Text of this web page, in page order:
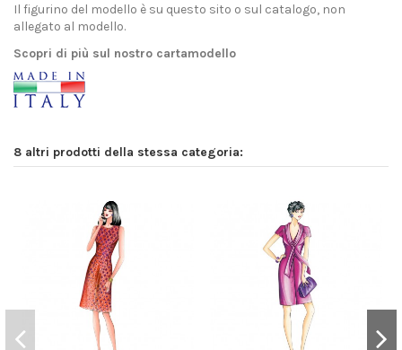
Il figurino del modello è su questo sito o sul catalogo, non
allegato al modello.
Scopri di più sul nostro cartamodello
8 altri prodotti della stessa categoria: